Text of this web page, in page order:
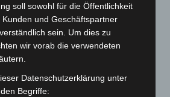
19.3
17.7°
soll sowohl für die Öffentlichkeit
und Geschäftspartner
sein. Um dies zu
wir vorab die verwendeten
Datenschutzerklärung unter
Begriffe: